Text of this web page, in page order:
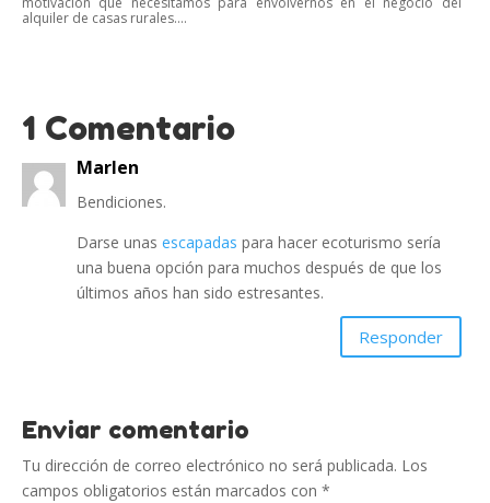
alquiler de casas rurales....
1 Comentario
Marlen
Bendiciones.
Darse unas escapadas para hacer ecoturismo sería
una buena opción para muchos después de que los
últimos años han sido estresantes.
Responder
Enviar comentario
Tu dirección de correo electrónico no será publicada. Los
campos obligatorios están marcados con *